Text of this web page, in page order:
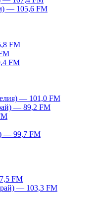
— 105,6 FM
FM
FM
— 101,0 FM
— 89,2 FM
— 99,7 FM
FM
— 103,3 FM